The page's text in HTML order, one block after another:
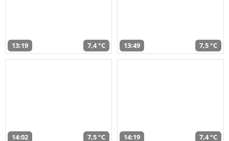
13:19 7,4 °C 13:49 7,5 °C
14:02 7,5 °C 14:19 7,4 °C